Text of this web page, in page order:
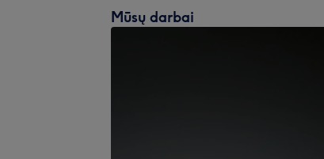
Mūsų darbai